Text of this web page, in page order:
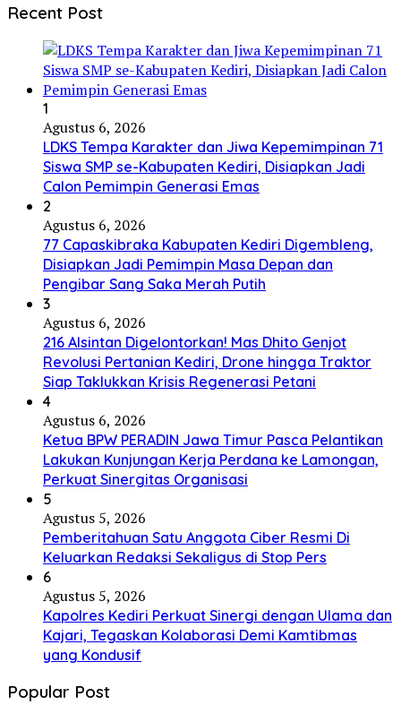
Recent Post
1
Agustus 6, 2026
LDKS Tempa Karakter dan Jiwa Kepemimpinan 71
Siswa SMP se-Kabupaten Kediri, Disiapkan Jadi
Calon Pemimpin Generasi Emas
2
Agustus 6, 2026
77 Capaskibraka Kabupaten Kediri Digembleng,
Disiapkan Jadi Pemimpin Masa Depan dan
Pengibar Sang Saka Merah Putih
3
Agustus 6, 2026
216 Alsintan Digelontorkan! Mas Dhito Genjot
Revolusi Pertanian Kediri, Drone hingga Traktor
Siap Taklukkan Krisis Regenerasi Petani
4
Agustus 6, 2026
Ketua BPW PERADIN Jawa Timur Pasca Pelantikan
Lakukan Kunjungan Kerja Perdana ke Lamongan,
Perkuat Sinergitas Organisasi
5
Agustus 5, 2026
Pemberitahuan Satu Anggota Ciber Resmi Di
Keluarkan Redaksi Sekaligus di Stop Pers
6
Agustus 5, 2026
Kapolres Kediri Perkuat Sinergi dengan Ulama dan
Kajari, Tegaskan Kolaborasi Demi Kamtibmas
yang Kondusif
Popular Post